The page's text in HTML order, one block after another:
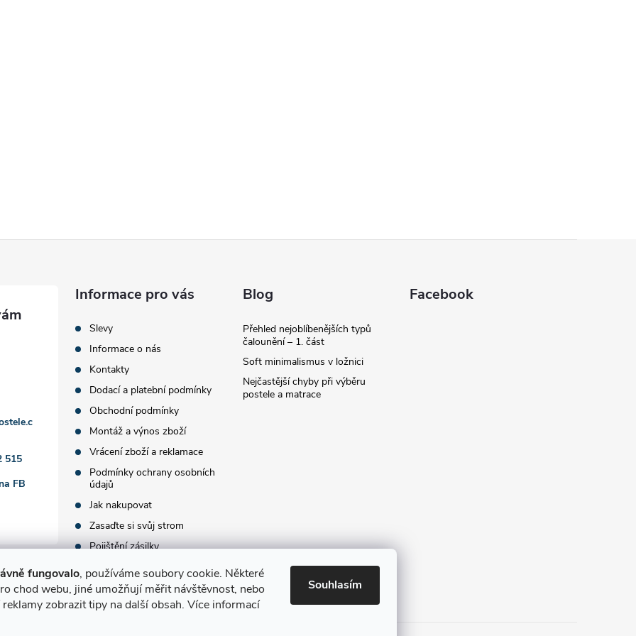
fungovalo, používáme soubory cookie. Některé
chod webu, jiné umožňují měřit návštěvnost, nebo
zobrazit tipy na další obsah. Více informací
Souhlasím
515
FB
Informace pro vás
Slevy
Informace o nás
Kontakty
Dodací a platební podmínky
Obchodní podmínky
Montáž a výnos zboží
Vrácení zboží a reklamace
Podmínky ochrany osobních
údajů
Jak nakupovat
Zasaďte si svůj strom
Pojištění zásilky
Blog
Přehled nejoblíbenějších typů
čalounění – 1. část
Soft minimalismus v ložnici
Nejčastější chyby při výběru
postele a matrace
Facebook